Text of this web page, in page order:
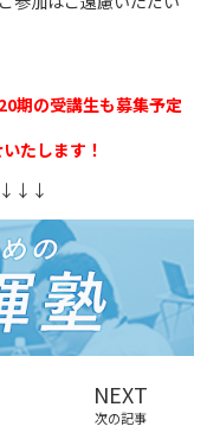
期の受講生も募集予定
たします！
↓↓↓
NEXT
次の記事